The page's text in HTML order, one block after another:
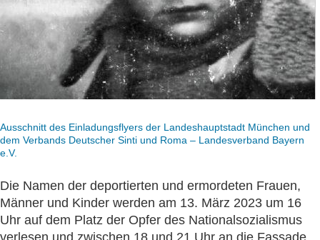
Ausschnitt des Einladungsflyers der Landeshauptstadt München und
dem Verbands Deutscher Sinti und Roma – Landesverband Bayern
e.V.
Die Namen der deportierten und ermordeten Frauen,
Männer und Kinder werden am 13. März 2023 um 16
Uhr auf dem Platz der Opfer des Nationalsozialismus
verlesen und zwischen 18 und 21 Uhr an die Fassade